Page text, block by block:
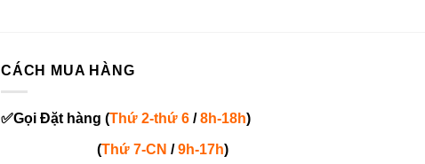
CÁCH MUA HÀNG
✅Gọi Đặt hàng (Thứ 2-thứ 6 /8h-18h)
(Thứ 7-CN /9h-17h)